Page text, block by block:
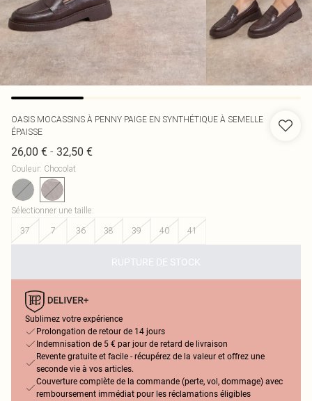
OASIS MOCASSINS À PENNY PAIGE EN SYNTHÉTIQUE À SEMELLE
ÉPAISSE
26,00 € - 32,50 €
Couleur: Chocolat
Sélectionner une taille:
37
7 36 38 39 40 41
RUPTURE DE STOCK
Sublimez votre expérience
Prolongation de retour de 14 jours
Indemnisation de 5 € par jour de retard de livraison
Revente gratuite et facile - récupérez de la valeur et offrez une
seconde vie à vos articles.
Couverture complète de la commande (perte, vol, dommage) avec
remboursement immédiat pour les réclamations éligibles